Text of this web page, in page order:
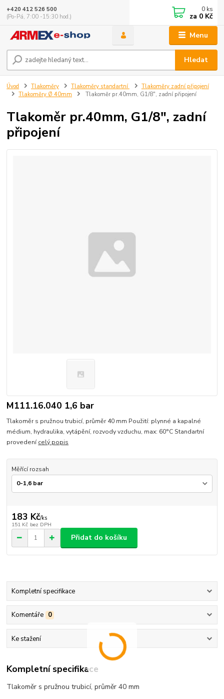
Menu
Hledat
+420 412 526 500
(Po-Pá, 7:00 -15:30 hod.)
0 ks
za 0 Kč
Úvod Tlakoměry Tlakoměry standartní
Tlakoměry zadní připojení
Tlakoměry Ø 40mm
Tlakoměr pr.40mm, G1/8", zadní připojení
Tlakoměr pr.40mm, G1/8", zadní
připojení
M111.16.040 1,6 bar
Tlakoměr s pružnou trubicí, průměr 40 mm Použití: plynné a kapalné
médium, hydraulika, vytápění, rozvody vzduchu, max: 60°C Standartní
provedenícelý popis
Měřící rozsah
183 Kč/ks
151 Kč bez DPH
Přidat do košíku
Kompletní specifikace
Komentáře 0
Ke stažení
Kompletní specifikace
Tlakoměr s pružnou trubicí, průměr 40 mm